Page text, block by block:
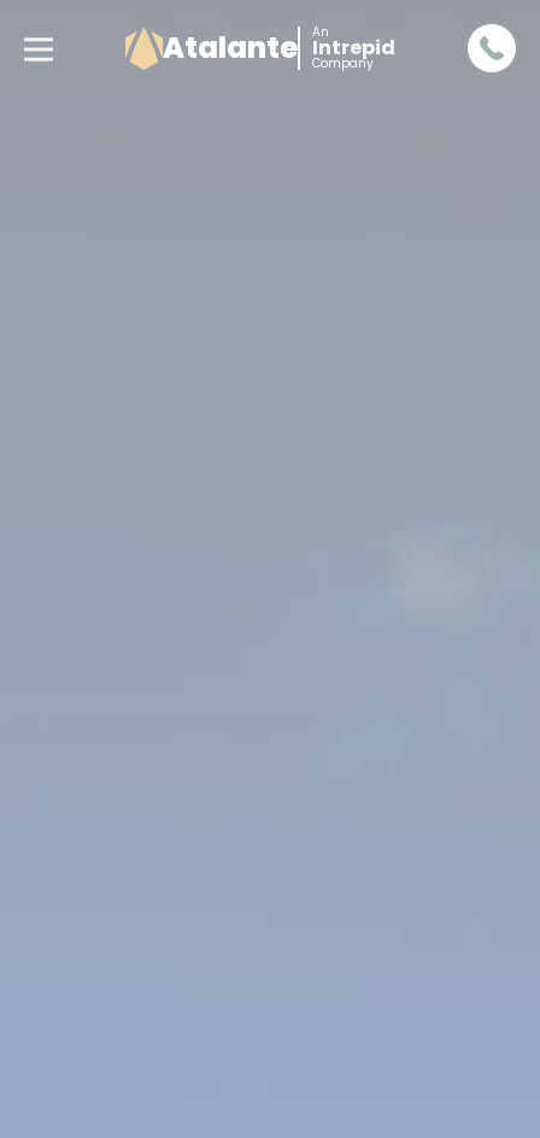
Atalante An
Intrepid
Company